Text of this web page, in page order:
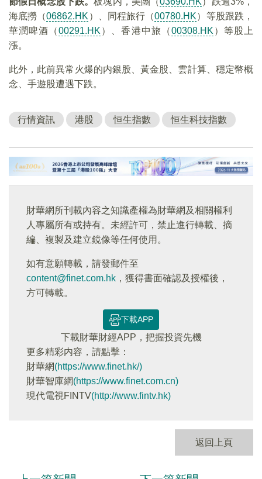
海底撈（06862.HK ）、同程旅行（00780.HK）等股跟跌，
華潤啤酒（00291.HK ）、香港中旅（00308.HK ）等股上
漲。
此外，此前異常火爆的内銀股、黃金股、雲計算、穩定幣概
念、手遊股遭遇下跌。
行情資訊 港股 恒生指數 恒生科技指數
財華網所刊載內容之知識產權為財華網及相關權利
人專屬所有或持有。未經許可，禁止進行轉載、摘
編、複製及建立鏡像等任何使用。
如有意願轉載，請發郵件至
content@finet.com.hk ，獲得書面確認及授權後，
方可轉載。
下載APP
下載財華財經APP，把握投資先機
更多精彩内容，請點擊：
財華網(https://www.finet.hk/)
財華智庫網(https://www.finet.com.cn)
現代電視FINTV(http://www.fintv.hk)
返回上頁